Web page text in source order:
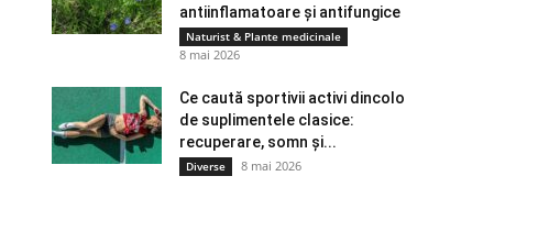
antiinflamatoare și antifungice
Naturist & Plante medicinale
8 mai 2026
Ce caută sportivii activi dincolo
de suplimentele clasice:
recuperare, somn și...
Diverse 8 mai 2026